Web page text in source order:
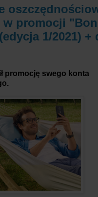
w promocji
1/2021) +
promocję swego konta